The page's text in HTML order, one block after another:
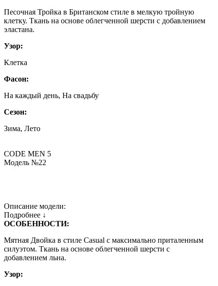
Песочная Тройка в Британском стиле в мелкую тройную
клетку. Ткань на основе облегченной шерсти с добавлением
эластана.
Узор:
Клетка
Фасон:
На каждый день, На свадьбу
Сезон:
Зима, Лето
CODE MEN 5
Модель №22
Описание модели:
Подробнее ↓
ОСОБЕННОСТИ:
Мятная Двойка в стиле Casual c максимально приталенным
силуэтом. Ткань на основе облегченной шерсти с
добавлением льна.
Узор: